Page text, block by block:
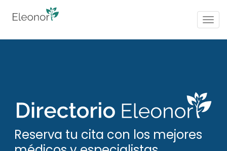
Reserva tu cita con los mejores